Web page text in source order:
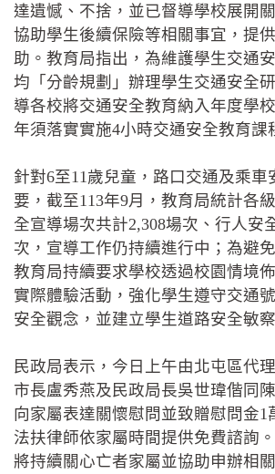
達遺憾、不捨，並已督導學校展開
協助學生後續保險等相關事宜，提
助。教育局指出，為維護學生交通
均「分齡規劃」辦理學生交通安全
導各校將交通安全教育納入年度學
年須落實實施4小時交通安全教育課
針對6至11歲兒童，路口交通及乘車
要，截至113年9月，教育局統計各
全宣導場次共計2,308場次、行人安
次，宣導工作仍持續進行中；為避
教育局持續要求學校透過校園情境
實際體驗活動，強化學生遵守交通
安全觀念，並建立學生道路安全敏
民政局表示，今日上午由北屯區代
市長盧秀燕及民政局長吳世瑋偕同
向家屬表達關懷慰問並致贈慰問金1
法扶律師依家屬時間提供免費諮詢
將持續關心亡者家屬並協助申辦相